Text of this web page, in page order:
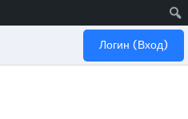
Логин (Вход)